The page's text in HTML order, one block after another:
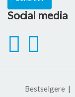
Social media
Bestselgere